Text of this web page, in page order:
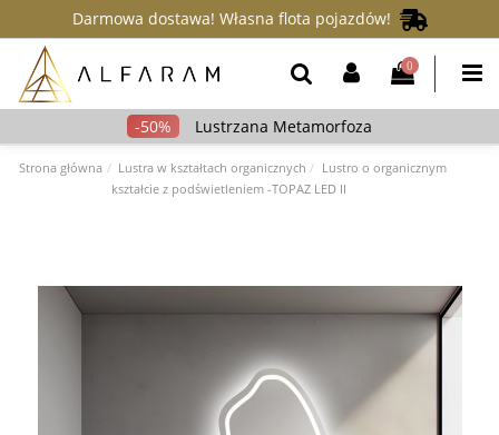
Darmowa dostawa! Własna flota pojazdów!
0
Lustrzana Metamorfoza
Strona główna Lustra w kształtach organicznych
Lustro o organicznym
kształcie z podświetleniem -TOPAZ LED II